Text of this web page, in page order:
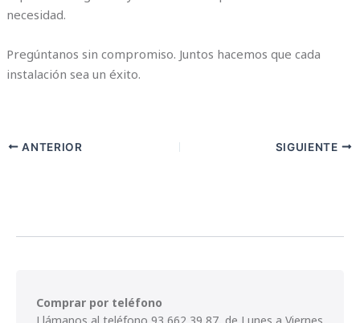
necesidad.
Pregúntanos sin compromiso. Juntos hacemos que cada
instalación sea un éxito.
ANTERIOR SIGUIENTE
Comprar por teléfono